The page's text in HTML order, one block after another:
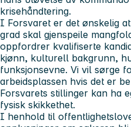
krisehåndtering.
I Forsvaret er det ønskelig
grad skal gjenspeile
oppfordrer kvalifiserte
kjønn, kulturell bakgrunn,
funksjonsevne. Vi vil sørge
arbeidsplassen hvis det er
Forsvarets stillinger kan ha
fysisk skikkethet.
I henhold til